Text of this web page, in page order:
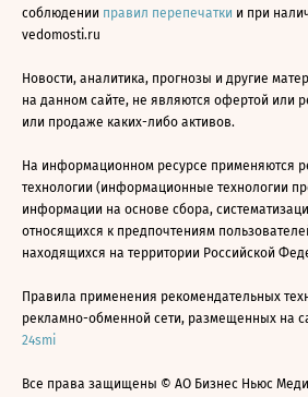
соблюдении правил перепечатки и при
vedomosti.ru
Новости, аналитика, прогнозы и другие
на данном сайте, не являются офертой или
или продаже каких-либо активов.
На информационном ресурсе применяются
технологии (информационные технологии
информации на основе сбора,
относящихся к предпочтениям
находящихся на территории Российской
Правила применения рекомендательных
рекламно-обменной сети, размещенных на
24smi
Все права защищены © АО Бизнес Ньюс